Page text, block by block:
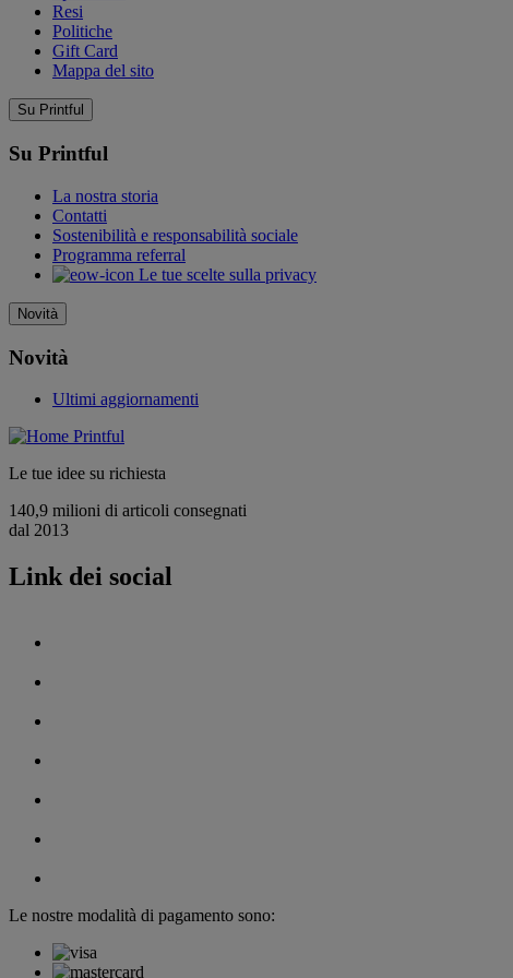
Resi
Politiche
Gift Card
Mappa del sito
Su Printful
Su Printful
La nostra storia
Contatti
Sostenibilità e responsabilità sociale
Programma referral
Le tue scelte sulla privacy
Novità
Novità
Ultimi aggiornamenti
Le tue idee su richiesta
140,9 milioni di articoli consegnati
dal 2013
Link dei social
Le nostre modalità di pagamento sono: